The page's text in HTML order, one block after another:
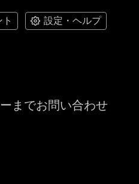
設定・ヘルプ
までお問い合わせ